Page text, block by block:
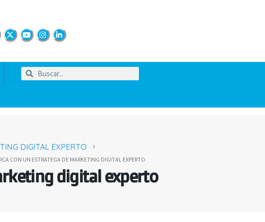
DIGITAL EXPERTO
CON UN ESTRATEGA DE MARKETING DIGITAL EXPERTO
digital experto